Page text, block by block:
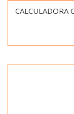
CALCULADORA